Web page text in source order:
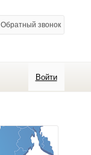
Обратный звонок
Войти